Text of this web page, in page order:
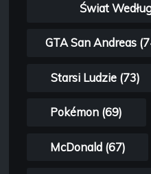
Świat
GTA San Andreas
Starsi Ludzie (73)
Pokémon (69)
McDonald (67)